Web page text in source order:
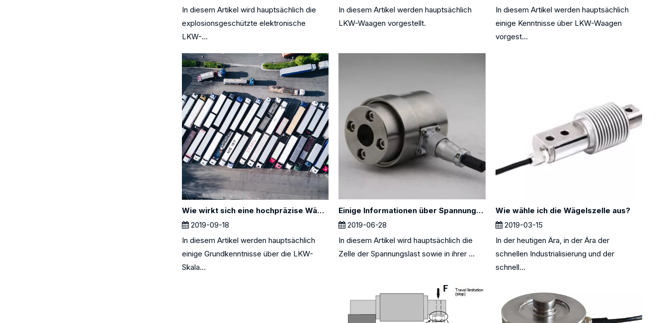
In diesem Artikel wird hauptsächlich die
explosionsgeschützte elektronische
LKW-...
In diesem Artikel werden hauptsächlich
LKW-Waagen vorgestellt.
In diesem Artikel werden hauptsächlich
einige Kenntnisse über LKW-Waagen
vorgest...
Wie wirkt sich eine hochpräzise Wägezelle auf die LKW-Waage aus?
2019-09-18
In diesem Artikel werden hauptsächlich
einige Grundkenntnisse über die LKW-
Skala...
Einige Informationen über Spannungslastzellen
2019-06-28
In diesem Artikel wird hauptsächlich die
Zelle der Spannungslast sowie in ihrer ...
Wie wähle ich die Wägelszelle aus?
2019-03-15
In der heutigen Ära, in der Ära der
schnellen Industrialisierung und der
schnell...